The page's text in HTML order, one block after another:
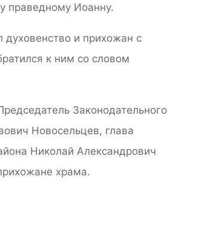
праведному Иоанну.
духовенство и прихожан с
к ним со словом
Законодательного
Новосельцев, глава
Николай Александрович
храма.